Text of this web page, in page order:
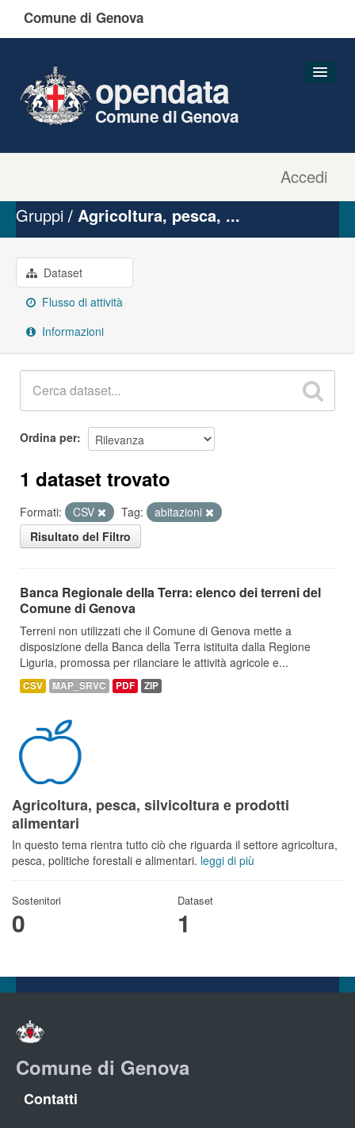
Comune di Genova
Accedi
opendata
Comune di Genova
Organizzazioni
Gruppi
Informazioni
Gruppi Agricoltura, pesca, ...
Dataset
Flusso di attività
Informazioni
Ordina per
1 dataset trovato
Formati: CSV Tag:
abitazioni
Risultato del Filtro
Banca Regionale della Terra: elenco dei terreni del
Comune di Genova
Terreni non utilizzati che il Comune di Genova mette a
disposizione della Banca della Terra istituita dalla Regione
Liguria, promossa per rilanciare le attività agricole e...
CSV MAP_SRVC PDF ZIP
Agricoltura, pesca, silvicoltura e prodotti
alimentari
In questo tema rientra tutto ciò che riguarda il settore agricoltura,
pesca, politiche forestali e alimentari. leggi di più
Sostenitori
0
Dataset
1
Comune di Genova
Contatti